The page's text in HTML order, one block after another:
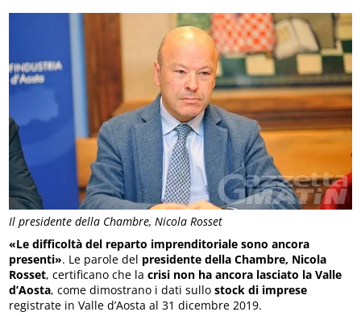
Il presidente della Chambre, Nicola Rosset
«Le difficoltà del reparto imprenditoriale sono ancora
presenti». Le parole del presidente della Chambre, Nicola
Rosset, certificano che lacrisi non ha ancora lasciato la Valle
d’Aosta, come dimostrano i dati sullostock di imprese
registrate in Valle d’Aosta al 31 dicembre 2019.